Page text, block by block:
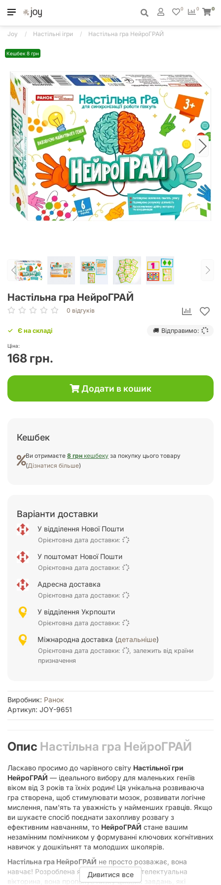
0
0 0
Joy Настільні ігри Настільна гра НейроГРАЙ
Кешбек 8 грн
Настільна гра НейроГРАЙ
0 відгуків
Є на складі 🚚 Відправимо:
Ціна:
168 грн.
Додати в кошик
Кешбек
Ви отримаєте 8 грн кешбеку за покупку цього товару
(Дізнатися більше)
Варіанти доставки
У відділення Нової Пошти
Орієнтовна дата доставки:
У поштомат Нової Пошти
Орієнтовна дата доставки:
Адресна доставка
Орієнтовна дата доставки:
У відділення Укрпошти
Орієнтовна дата доставки:
Міжнародна доставка (детальніше)
Орієнтовна дата доставки:
, залежить від країни
призначення
Виробник: Ранок
Артикул: JOY-9651
Опис Настільна гра НейроГРАЙ
Ласкаво просимо до чарівного світу Настільної гри
НейроГРАЙ — ідеального вибору для маленьких геніїв
віком від 3 років та їхніх родин! Ця унікальна розвиваюча
гра створена, щоб стимулювати мозок, розвивати логічне
мислення, пам'ять та уважність у найменших гравців. Якщо
ви шукаєте спосіб поєднати захопливу розвагу з
ефективним навчанням, то НейроГРАЙ стане вашим
незамінним помічником у формуванні ключових когнітивних
навичок у дошкільнят та молодших школярів.
Настільна гра НейроГРАЙ не просто розважає, вона
навчає! Розроблена як логічна гра та інтелектуальна
вікторина, вона пропонує низку цікавих завдань, які
Дивитися все